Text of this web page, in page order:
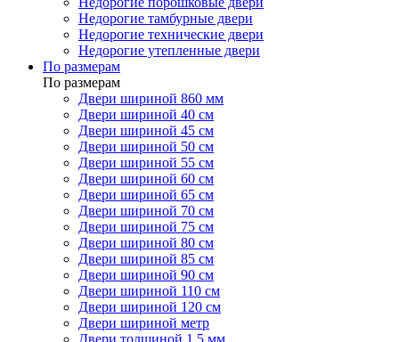
Недорогие тамбурные двери
Недорогие технические двери
Недорогие утепленные двери
По размерам
По размерам
Двери шириной 860 мм
Двери шириной 40 см
Двери шириной 45 см
Двери шириной 50 см
Двери шириной 55 см
Двери шириной 60 см
Двери шириной 65 см
Двери шириной 70 см
Двери шириной 75 см
Двери шириной 80 см
Двери шириной 85 см
Двери шириной 90 см
Двери шириной 110 см
Двери шириной 120 см
Двери шириной метр